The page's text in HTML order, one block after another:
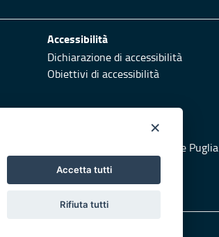
Accessibilità
Dichiarazione di accessibilità
Obiettivi di accessibilità
Vai al sito di Protezione Civile Puglia
×
Accetta tutti
Rifiuta tutti